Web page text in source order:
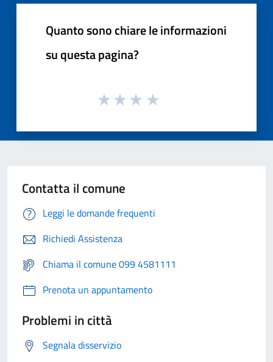
Quanto sono chiare le informazioni
su questa pagina?
Contatta il comune
Leggi le domande frequenti
Richiedi Assistenza
Chiama il comune 099 4581111
Prenota un appuntamento
Problemi in città
Segnala disservizio